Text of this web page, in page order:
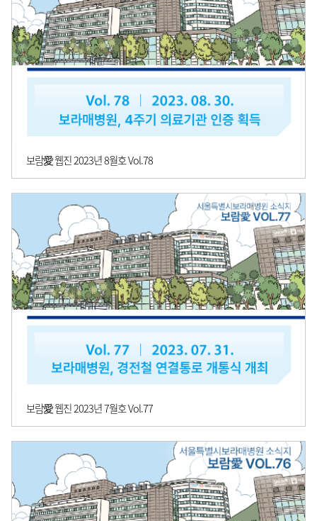
보람愛 웹진 2023년 8월호 Vol.78
보람愛 웹진 2023년 7월호 Vol.77